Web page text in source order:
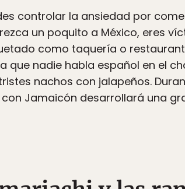
controlar la ansiedad por
un poquito a México, eres
como taquería o
que nadie habla español en el
nachos con jalapeños.
Jamaicón desarrollará una